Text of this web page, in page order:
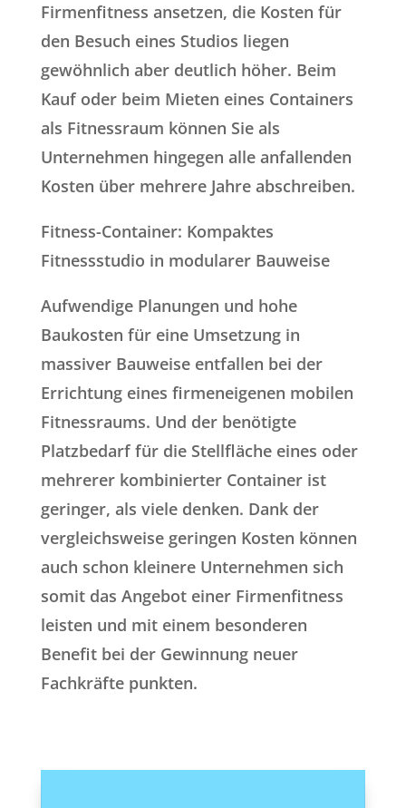
Firmenfitness ansetzen, die Kosten für
den Besuch eines Studios liegen
gewöhnlich aber deutlich höher. Beim
Kauf oder beim Mieten eines Containers
als Fitnessraum können Sie als
Unternehmen hingegen alle anfallenden
Kosten über mehrere Jahre abschreiben.
Fitness-Container: Kompaktes
Fitnessstudio in modularer Bauweise
Aufwendige Planungen und hohe
Baukosten für eine Umsetzung in
massiver Bauweise entfallen bei der
Errichtung eines firmeneigenen mobilen
Fitnessraums. Und der benötigte
Platzbedarf für die Stellfläche eines oder
mehrerer kombinierter Container ist
geringer, als viele denken. Dank der
vergleichsweise geringen Kosten können
auch schon kleinere Unternehmen sich
somit das Angebot einer Firmenfitness
leisten und mit einem besonderen
Benefit bei der Gewinnung neuer
Fachkräfte punkten.